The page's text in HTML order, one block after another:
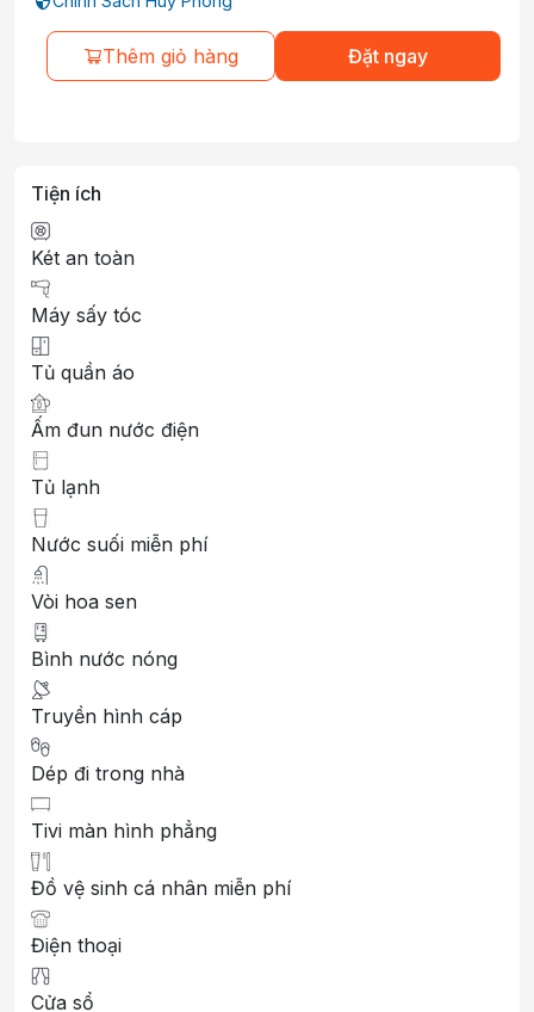
Thêm giỏ hàng Đặt ngay
Tiện ích
Két an toàn
Máy sấy tóc
Tủ quần áo
Ấm đun nước điện
Tủ lạnh
Nước suối miễn phí
Vòi hoa sen
Bình nước nóng
Truyền hình cáp
Dép đi trong nhà
Tivi màn hình phẳng
Đồ vệ sinh cá nhân miễn phí
Điện thoại
Cửa sổ